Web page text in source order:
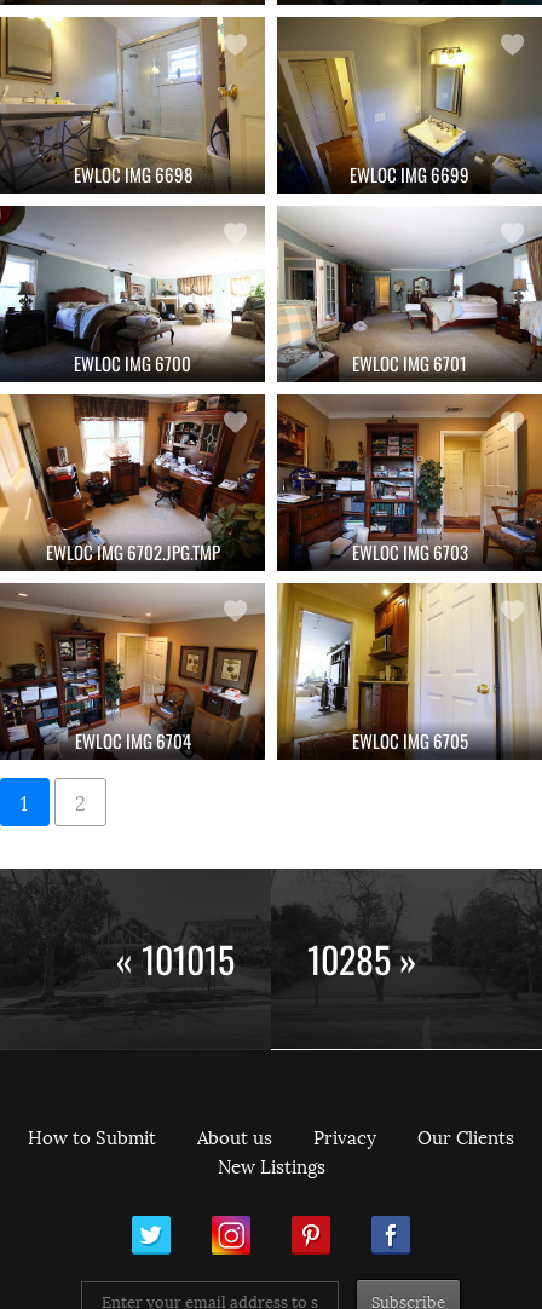
EWLOC IMG 6698 EWLOC IMG 6699
EWLOC IMG 6700 EWLOC IMG 6701
EWLOC IMG 6702.JPG.TMP EWLOC IMG 6703
EWLOC IMG 6704 EWLOC IMG 6705
1 2
« 101015 10285 »
How to Submit About us Privacy
Our Clients
New Listings
Facebook